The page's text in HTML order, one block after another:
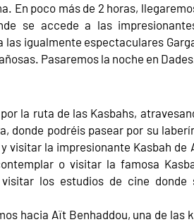
En poco más de 2 horas,
se accede a las
igualmente espectaculares
Pasaremos la noche en
la ruta de las Kasbahs,
donde podréis pasear por su
visitar la impresionante Kasbah de
o visitar la famosa
los estudios de cine donde
hacia Aït Benhaddou, una de las